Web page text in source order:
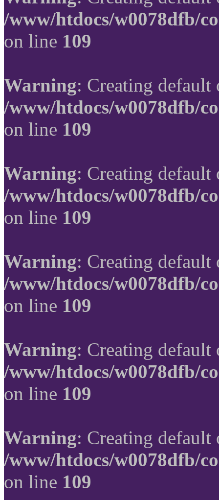
/www/htdocs/w0078dfb/
on line 109
Warning: Creating
/www/htdocs/w0078dfb/
on line 109
Warning: Creating
/www/htdocs/w0078dfb/
on line 109
Warning: Creating
/www/htdocs/w0078dfb/
on line 109
Warning: Creating
/www/htdocs/w0078dfb/
on line 109
Warning: Creating
/www/htdocs/w0078dfb/
on line 109